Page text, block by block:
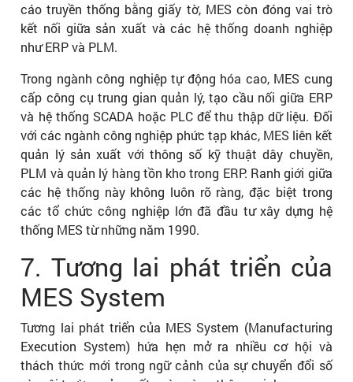
cáo truyền thống bằng giấy tờ, MES còn đóng vai trò
kết nối giữa sản xuất và các hệ thống doanh nghiệp
như ERP và PLM.
Trong ngành công nghiệp tự động hóa cao, MES cung
cấp công cụ trung gian quản lý, tạo cầu nối giữa ERP
và hệ thống SCADA hoặc PLC để thu thập dữ liệu. Đối
với các ngành công nghiệp phức tạp khác, MES liên kết
quản lý sản xuất với thông số kỹ thuật dây chuyền,
PLM và quản lý hàng tồn kho trong ERP. Ranh giới giữa
các hệ thống này không luôn rõ ràng, đặc biệt trong
các tổ chức công nghiệp lớn đã đầu tư xây dựng hệ
thống MES từ những năm 1990.
7. Tương lai phát triển của
MES System
Tương lai phát triển của MES System (Manufacturing
Execution System) hứa hẹn mở ra nhiều cơ hội và
thách thức mới trong ngữ cảnh của sự chuyển đổi số